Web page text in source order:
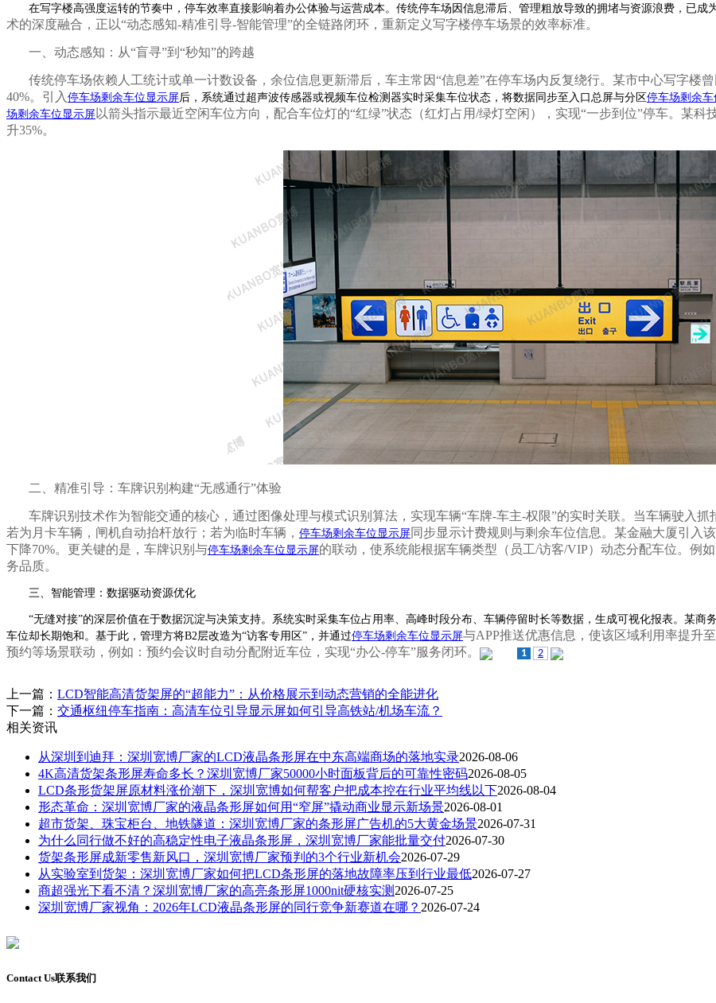
在写字楼高强度运转的节奏中，停车效率直接影响着办公体验与运营成本。传统停车场因信息滞后、管理粗放导致的拥堵与资源浪费，已成
术的深度融合，正以“动态感知-精准引导-智能管理”的全链路闭环，重新定义写字楼停车场景的效率标准。
一、动态感知：从“盲寻”到“秒知”的跨越
传统停车场依赖人工统计或单一计数设备，余位信息更新滞后，车主常因“信息差”在停车场内反复绕行。某市中心写字楼
40%。引入 停车场剩余车位显示屏后，系统通过超声波传感器或视频车位检测器实时采集车位状态，将数据同步至入口总屏与分区停车场剩余
场剩余车位显示屏 以箭头指示最近空闲车位方向，配合车位灯的“红绿”状态（红灯占用/绿灯空闲），实现“一步到位”停车。某
升35%。
二、精准引导：车牌识别构建“无感通行”体验
车牌识别技术作为智能交通的核心，通过图像处理与模式识别算法，实现车辆“车牌-车主-权限”的实时关联。当车辆驶入
若为月卡车辆，闸机自动抬杆放行；若为临时车辆， 停车场剩余车位显示屏同步显示计费规则与剩余车位信息。某金融大厦引入
下降70%。更关键的是，车牌识别与停车场剩余车位显示屏的联动，使系统能根据车辆类型（员工/访客/VIP）动态分配车位。例
务品质。
三、智能管理：数据驱动资源优化
“无缝对接”的深层价值在于数据沉淀与决策支持。系统实时采集车位占用率、高峰时段分布、车辆停留时长等数据，生成可视化报表。某商
车位却长期饱和。基于此，管理方将B2层改造为“访客专用区”，并通过停车场剩余车位显示屏与APP推送优惠信息，使该区域利用率提升
预约等场景联动，例如：预约会议时自动分配附近车位，实现“办公-停车”服务闭环。
1 2
上一篇： LCD智能高清货架屏的“超能力”：从价格展示到动态营销的全能进化
下一篇： 交通枢纽停车指南：高清车位引导显示屏如何引导高铁站/机场车流？
相关资讯
从深圳到迪拜：深圳宽博厂家的LCD液晶条形屏在中东高端商场的落地实录2026-08-06
4K高清货架条形屏寿命多长？深圳宽博厂家50000小时面板背后的可靠性密码2026-08-05
LCD条形货架屏原材料涨价潮下，深圳宽博如何帮客户把成本控在行业平均线以下2026-08-04
形态革命：深圳宽博厂家的液晶条形屏如何用“窄屏”撬动商业显示新场景2026-08-01
超市货架、珠宝柜台、地铁隧道：深圳宽博厂家的条形屏广告机的5大黄金场景2026-07-31
为什么同行做不好的高稳定性电子液晶条形屏，深圳宽博厂家能批量交付2026-07-30
货架条形屏成新零售新风口，深圳宽博厂家预判的3个行业新机会2026-07-29
从实验室到货架：深圳宽博厂家如何把LCD条形屏的落地故障率压到行业最低2026-07-27
商超强光下看不清？深圳宽博厂家的高亮条形屏1000nit硬核实测 2026-07-25
深圳宽博厂家视角：2026年LCD液晶条形屏的同行竞争新赛道在哪？ 2026-07-24
Contact Us联系我们